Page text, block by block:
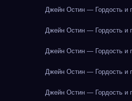
Джейн Остин — Гордость и
Джейн Остин — Гордость и
Джейн Остин — Гордость и
Джейн Остин — Гордость и
Джейн Остин — Гордость и